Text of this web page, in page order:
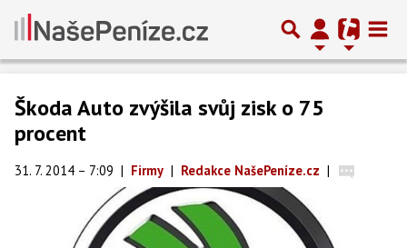
Škoda Auto zvýšila svůj zisk o 75
procent
31. 7. 2014 – 7:09 | Firmy | Redakce NašePeníze.cz |